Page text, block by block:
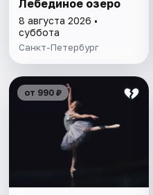
Лебединое озеро
8 августа 2026 •
суббота
Санкт-Петербург
от 990 ₽